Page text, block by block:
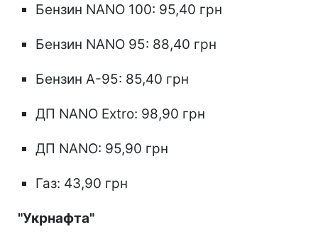
Бензин NANO 100: 95,40 грн
Бензин NANO 95: 88,40 грн
Бензин А-95: 85,40 грн
ДП NANO Extro: 98,90 грн
ДП NANO: 95,90 грн
Газ: 43,90 грн
"Укрнафта"